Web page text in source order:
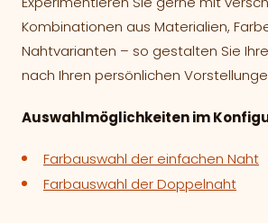
Kombinationen aus Materialien,
Nahtvarianten – so gestalten Sie
nach Ihren persönlichen
Auswahlmöglichkeiten im
Farbauswahl der einfachen Naht
Farbauswahl der Doppelnaht